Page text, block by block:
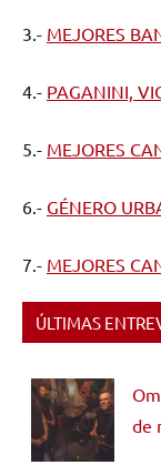
3.- MEJORES
4.- PAGANINI,
5.- MEJORES
6.- GÉNERO
7.- MEJORES
ÚLTIMAS
de